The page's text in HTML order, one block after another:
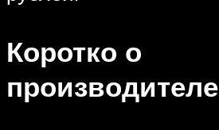
Коротко о
производителе